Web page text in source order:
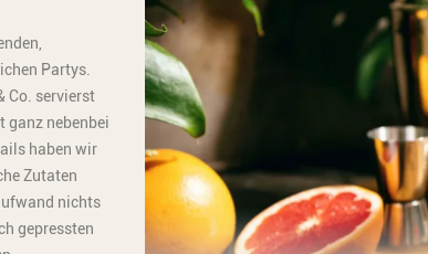
Partys.
Co. servierst
ganz nebenbei
haben wir
Zutaten
nichts
gepressten